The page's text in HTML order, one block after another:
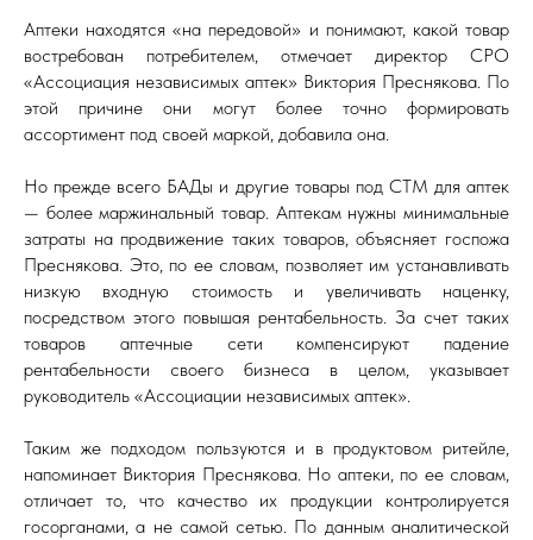
Аптеки находятся «на передовой» и понимают, какой товар
востребован потребителем, отмечает директор СРО
«Ассоциация независимых аптек» Виктория Преснякова. По
этой причине они могут более точно формировать
ассортимент под своей маркой, добавила она.
Но прежде всего БАДы и другие товары под СТМ для аптек
— более маржинальный товар. Аптекам нужны минимальные
затраты на продвижение таких товаров, объясняет госпожа
Преснякова. Это, по ее словам, позволяет им устанавливать
низкую входную стоимость и увеличивать наценку,
посредством этого повышая рентабельность. За счет таких
товаров аптечные сети компенсируют падение
рентабельности своего бизнеса в целом, указывает
руководитель «Ассоциации независимых аптек».
Таким же подходом пользуются и в продуктовом ритейле,
напоминает Виктория Преснякова. Но аптеки, по ее словам,
отличает то, что качество их продукции контролируется
госорганами, а не самой сетью. По данным аналитической